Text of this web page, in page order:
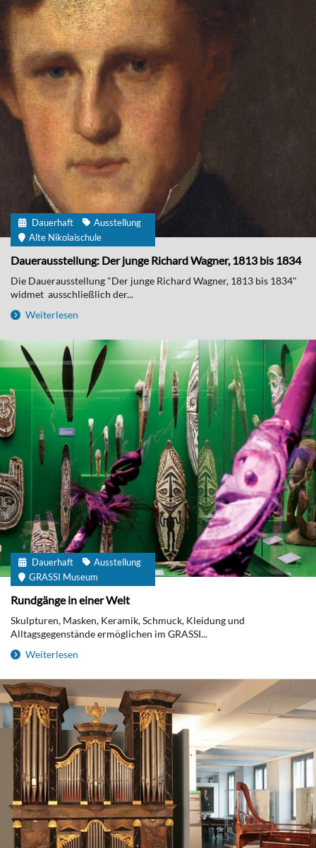
Dauerhaft
Ausstellung
Alte Nikolaischule
Dauerausstellung: Der junge Richard Wagner, 1813 bis 1834
Die Dauerausstellung "Der junge Richard Wagner, 1813 bis 1834"
widmet ausschließlich der...
Weiterlesen
Dauerhaft
Ausstellung
GRASSI Museum
Rundgänge in einer Welt
Skulpturen, Masken, Keramik, Schmuck, Kleidung und
Alltagsgegenstände ermöglichen im GRASSI...
Weiterlesen